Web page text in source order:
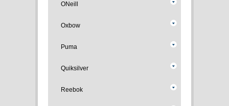
ONeill
Oxbow
Puma
Quiksilver
Reebok